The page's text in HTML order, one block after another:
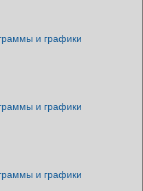
и графики
и графики
и графики